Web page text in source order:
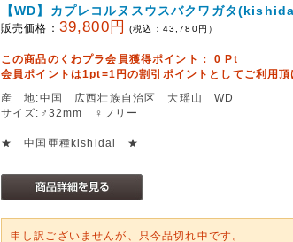
【WD】カプレコルヌスウスバクワガタ
販売価格： 39,800円 (税込： 43,780円）
この商品のくわプラ会員獲得ポイント：0 Pt
会員ポイントは1pt=1円の割引ポイントとしてご利用頂
産 地:中国 広西壮族自治区 大瑶山 WD
サイズ:♂32mm ♀フリー
★ 中国亜種kishidai ★
申し訳ございませんが、只今品切れ中です。